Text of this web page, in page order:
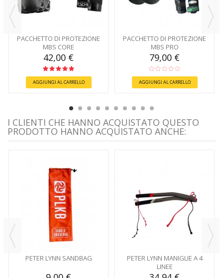
PACCHETTO DI PROTEZIONE
MBS CORE
42,00 €
AGGIUNGI AL CARRELLO
PACCHETTO DI PROTEZIONE
MBS PRO
79,00 €
AGGIUNGI AL CARRELLO
I CLIENTI CHE HANNO ACQUISTATO QUESTO
PRODOTTO HANNO ACQUISTATO ANCHE:
PETER LYNN SANDBAG
PETER LYNN MANIGLIE A 4
LINEE